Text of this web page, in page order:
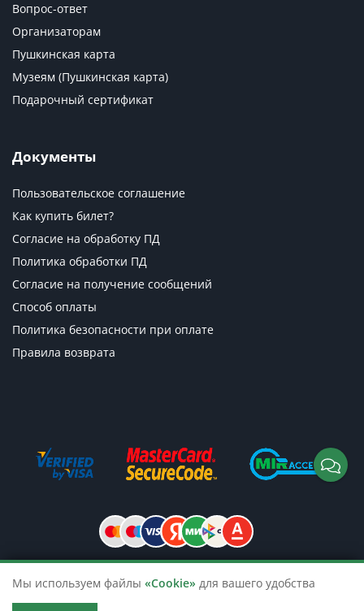
Вопрос-ответ
Организаторам
Пушкинская карта
Музеям (Пушкинская карта)
Подарочный сертификат
Документы
Пользовательское соглашение
Как купить билет?
Согласие на обработку ПД
Политика обработки ПД
Согласие на получение сообщений
Способ оплаты
Политика безопасности при оплате
Правила возврата
© 2026 TicketsTour. Продажа водных
Мы используем файлы «Cookie» для вашего удобства